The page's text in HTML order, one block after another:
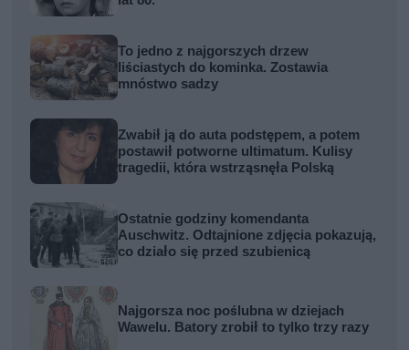
To jedno z najgorszych drzew
liściastych do kominka. Zostawia
mnóstwo sadzy
Zwabił ją do auta podstępem, a potem
postawił potworne ultimatum. Kulisy
tragedii, która wstrząsnęła Polską
Ostatnie godziny komendanta
Auschwitz. Odtajnione zdjęcia pokazują,
co działo się przed szubienicą
Najgorsza noc poślubna w dziejach
Wawelu. Batory zrobił to tylko trzy razy